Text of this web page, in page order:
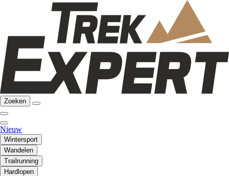
Zoeken
Nieuw
Wintersport
Wandelen
Trailrunning
Hardlopen